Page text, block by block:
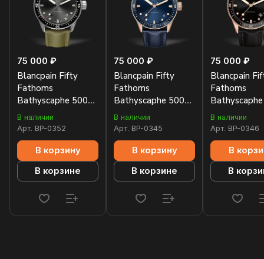
75 000 ₽
Blancpain Fifty
Fathoms
Bathyscaphe 5000-
1110-K52A
В наличии
Арт. BP-0352
В корзину
В корзине
75 000 ₽
Blancpain Fifty
Fathoms
Bathyscaphe 5000-
36S40-O52A
В наличии
Арт. BP-0345
В корзину
В корзине
75 000 ₽
Blancpain
Fathoms
36S30-B52A
В наличии
Арт. BP-0346
В
В